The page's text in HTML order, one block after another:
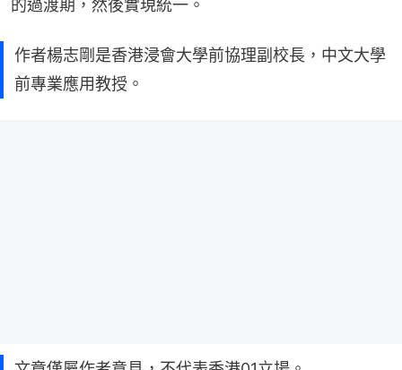
的過渡期，然後實現統一。
作者楊志剛是香港浸會大學前協理副校長，中文大學
前專業應用教授。